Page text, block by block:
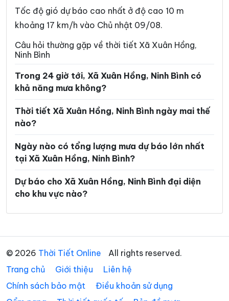
Xã Định Hóa Xã Đồng Thái
Xã Gia Lâm
Xã Gia Trấn Xã Gia Tường
Xã Gia Vân
Xã Giao Bình Xã Giao Hòa
Xã Giao Hưng Xã Giao Minh
Xã Giao Ninh Xã Giao Phúc
Xã Hải Anh
Xã Hải Hưng Xã Hải Quang
Xã Hải Thịnh Xã Hải Tiến
Xã Hải Xuân Xã Hiển Khánh
Xã Hồng Phong Xã Khánh Hội
Tốc độ gió dự báo cao nhất ở độ cao 10 m
khoảng 17 km/h vào Chủ nhật 09/08.
Câu hỏi thường gặp về thời tiết Xã Xuân Hồng,
Ninh Bình
Trong 24 giờ tới, Xã Xuân Hồng, Ninh Bình có
khả năng mưa không?
Thời tiết Xã Xuân Hồng, Ninh Bình ngày mai thế
nào?
Ngày nào có tổng lượng mưa dự báo lớn nhất
tại Xã Xuân Hồng, Ninh Bình?
Dự báo cho Xã Xuân Hồng, Ninh Bình đại diện
cho khu vực nào?
© 2026 Thời Tiết Online
All rights reserved.
Trang chủ
Giới thiệu
Liên hệ
Chính sách bảo mật
Điều khoản sử dụng